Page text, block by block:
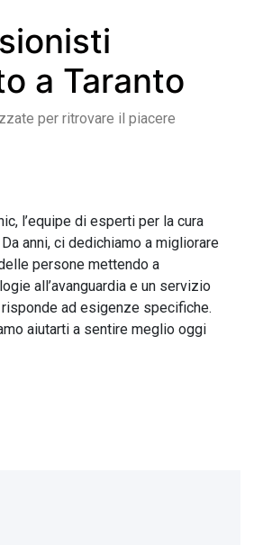
a Taranto
per ritrovare il piacere
l’equipe di esperti per la cura
anni, ci dedichiamo a migliorare
persone mettendo a
all’avanguardia e un servizio
ad esigenze specifiche.
aiutarti a sentire meglio oggi